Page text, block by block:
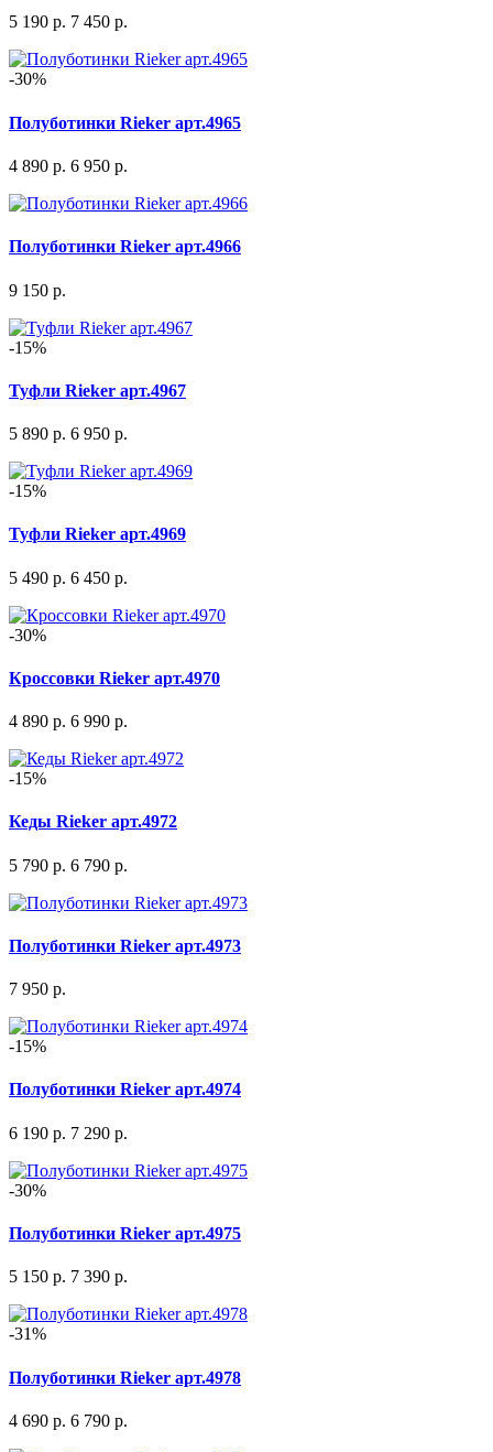
5 190 р. 7 450 р.
-30%
Полуботинки Rieker арт.4965
4 890 р. 6 950 р.
Полуботинки Rieker арт.4966
9 150 р.
-15%
Туфли Rieker арт.4967
5 890 р. 6 950 р.
-15%
Туфли Rieker арт.4969
5 490 р. 6 450 р.
-30%
Кроссовки Rieker арт.4970
4 890 р. 6 990 р.
-15%
Кеды Rieker арт.4972
5 790 р. 6 790 р.
Полуботинки Rieker арт.4973
7 950 р.
-15%
Полуботинки Rieker арт.4974
6 190 р. 7 290 р.
-30%
Полуботинки Rieker арт.4975
5 150 р. 7 390 р.
-31%
Полуботинки Rieker арт.4978
4 690 р. 6 790 р.